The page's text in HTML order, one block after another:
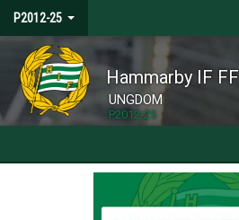
P2012-25
Hammarby IF FF
UNGDOM
P2012-25